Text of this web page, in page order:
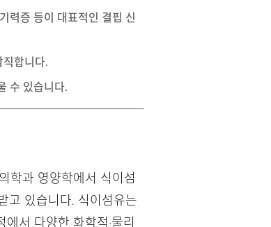
력증 등이 대표적인 결핍 신
합니다.
수 있습니다.
학과 영양학에서 식이섬
고 있습니다. 식이섬유는
서 다양한 화학적·물리